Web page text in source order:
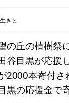
きと
の丘の植樹祭
谷目黒が応援
2000本寄付
黒の応援金で